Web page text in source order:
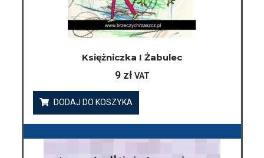
Księżniczka I Żabulec
9 zł VAT
DODAJ DO KOSZYKA